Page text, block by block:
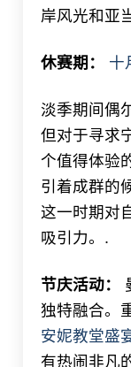
岸风光和亚
休赛期： 十
淡季期间偶
但对于寻求
个值得体验
引着成群
这一时期对
吸引力。.
节庆活动：
独特融合。
安妮教堂盛
有热闹非凡